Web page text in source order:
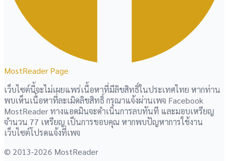
MostReader Page
เว็บไซต์นี้จะไม่เผยแพร่เนื้อหาที่มีลิขสิทธิ์ในประเทศไทย หากท่าน
พบเห็นเนื้อหาที่ละเมิดลิขสิทธิ์ กรุณาแจ้งผ่านเพจ Facebook
MostReader ทางแอดมินจะดำเนินการลบทันที และมอบเหรียญ
จำนวน 77 เหรียญ เป็นการขอบคุณ หากพบปัญหาการใช้งาน
เว็บไซต์โปรดแจ้งที่เพจ
© 2013-2026 MostReader